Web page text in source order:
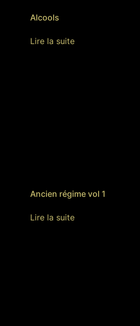
Alcools
Lire la suite
Ancien régime vol 1
Lire la suite